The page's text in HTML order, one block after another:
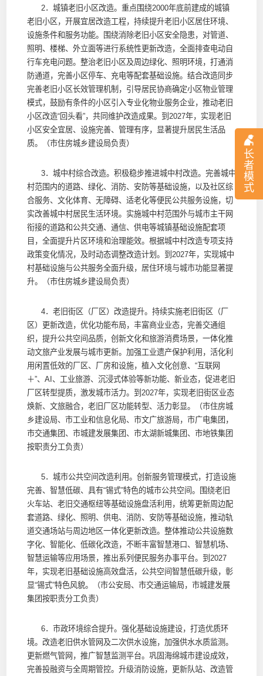
长
者
模
式
2．城镇老旧小区改造。重点围绕2000年底前建成的城镇
老旧小区，开展宜居改造工程，持续提升老旧小区居住环境、
设施条件和服务功能。围绕消除老旧小区安全隐患，对管道、
照明、楼梯、外立面等进行系统性更新改造，全面排查电动自
行车充电问题。整治老旧小区及周边绿化、照明环境，打通消
防通道，完善小区停车、充电等配套基础设施。结合改造同步
完善老旧小区长效管理机制，引导居民协商确定小区物业管理
模式，鼓励有条件的小区引入专业化物业服务企业，推动老旧
小区改造“回头看”，共同维护改造成果。到2027年，实现老旧
小区安全宜居、设施完善、管理有序，显著提升居民生活品
质。（市住房城乡建设局负责）
3．城中村综合改造。积极稳步推进城中村改造。完善城中
村范围内的道路、绿化、消防、安防等基础设施，以及社区综
合服务、文化体育、无障碍、适老化等便民公共服务设施，切
实改善城中村居民生活环境。实施城中村范围外与城市主干网
衔接的道路和公共交通、通信、供电等城镇基础设施配套项
目，全面提升片区环境和治理能效。根据城中村改造专项支持
政策变化情况，及时动态调整改造计划。到2027年，实现城中
村基础设施与公共服务全面升级，居住环境与城市功能显著提
升。（市住房城乡建设局负责）
4．老旧街区（厂区）改造提升。持续实施老旧街区（厂
区）更新改造，优化功能布局，丰富商业业态，完善交通组
织，提升公共空间品质，创新文化和旅游消费场景，一体化推
动文旅产业发展与城市更新。加强工业遗产保护利用，活化利
用闲置低效的厂区、厂房和设施，植入文化创意、“互联网
＋”、AI、工业旅游、沉浸式体验等新功能、新业态，促进老旧
厂区转型提质，激发城市活力。到2027年，实现老旧街区业态
焕新、文旅融合，老旧厂区功能转型、活力彰显。（市住房城
乡建设局、市工业和信息化局、市文广旅游局，市广电集团，
市交通集团、市城建发展集团、市太湖新城集团、市地铁集团
按职责分工负责）
5．城市公共空间改造利用。创新服务管理模式，打造设施
完善、智慧低碳、具有“锡式”特色的城市公共空间。围绕老旧
火车站、老旧交通枢纽等基础设施盘活利用，统筹更新周边配
套道路、绿化、照明、供电、消防、安防等基础设施，推动轨
道交通场站与周边地区一体化更新改造。整体推动公共设施数
字化、智能化、低碳化改造，不断丰富智慧港口、智慧机场、
智慧运输等应用场景，推出系列便民服务办事平台。到2027
年，实现老旧基础设施高效盘活，公共空间智慧低碳升级，彰
显“锡式”特色风貌。（市公安局、市交通运输局，市城建发展
集团按职责分工负责）
6．市政环境综合提升。强化基础设施建设，打造优质环
境。改造老旧供水管网及二次供水设施，加强供水水质监测。
更新燃气管网，推广智慧监测平台。巩固海绵城市建设成效，
完善投融资与全周期管控。升级消防设施，更新队站、改造管